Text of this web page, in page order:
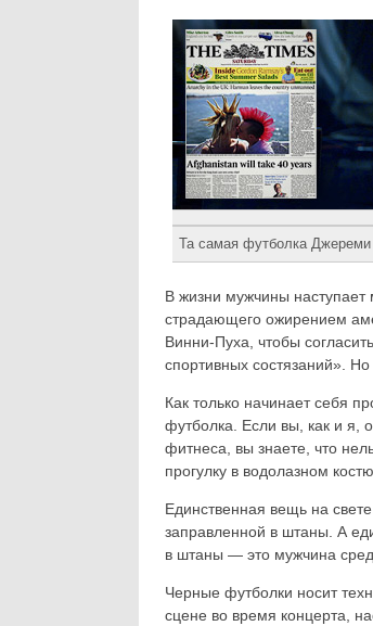
Та самая футболка
В жизни мужчины наступает
страдающего ожирением
Винни-Пуха, чтобы
спортивных состязаний». Но
Как только начинает себя
футболка. Если вы, как и я,
фитнеса, вы знаете, что
прогулку в водолазном
Единственная вещь на
заправленной в штаны. А
в штаны — это мужчина
Черные футболки носит
сцене во время концерта,